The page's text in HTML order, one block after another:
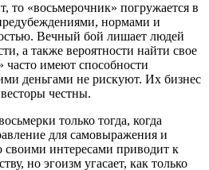
то «восьмерочник» погружается в
нормами и
Вечный бой лишает людей
а также вероятности найти свое
часто имеют способности
деньгами не рискуют. Их бизнес
честны.
только тогда, когда
для самовыражения и
своими интересами приводит к
но эгоизм угасает, как только